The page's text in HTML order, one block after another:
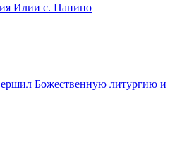
Илии с. Панино
Божественную литургию и